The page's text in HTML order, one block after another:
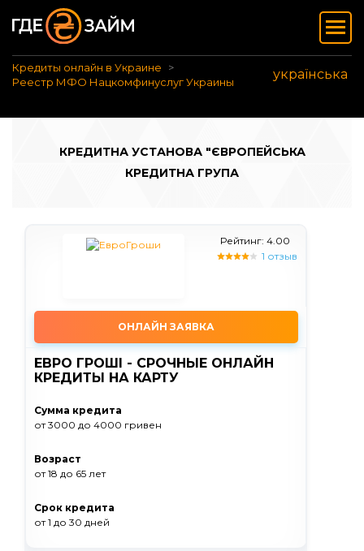
Кредиты онлайн в Украине
Реестр МФО Нацкомфинуслуг Украины
українська
КРЕДИТНА УСТАНОВА "ЄВРОПЕЙСЬКА
КРЕДИТНА ГРУПА
Рейтинг: 4.00
1 отзыв
ОНЛАЙН ЗАЯВКА
ЕВРО ГРОШІ - СРОЧНЫЕ ОНЛАЙН
КРЕДИТЫ НА КАРТУ
Сумма кредита
от 3000 до 4000 гривен
Возраст
от 18 до 65 лет
Срок кредита
от 1 до 30 дней